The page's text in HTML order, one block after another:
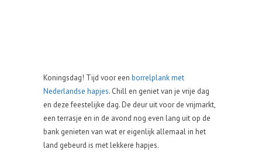
Koningsdag! Tijd voor een borrelplank met
Nederlandse hapjes. Chill en geniet van je vrije dag
en deze feestelijke dag. De deur uit voor de vrijmarkt,
een terrasje en in de avond nog even lang uit op de
bank genieten van wat er eigenlijk allemaal in het
land gebeurd is met lekkere hapjes.